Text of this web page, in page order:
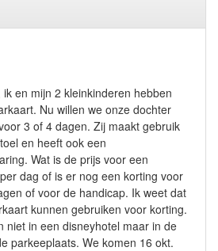
ik en mijn 2 kleinkinderen hebben
Nu willen we onze dochter
3 of 4 dagen. Zij maakt gebruik
en heeft ook een
Wat is de prijs voor een
dag of is er nog een korting voor
of voor de handicap. Ik weet dat
kunnen gebruiken voor korting.
niet in een disneyhotel maar in de
parkeeplaats. We komen 16 okt.